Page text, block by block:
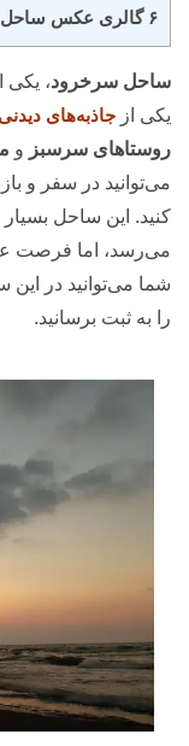
۶ گالری عکس ساحل سرخرود
ساحل سرخرود، یکی
یکی از جاذبه‌های
روستاهای سرسبز و
می‌توانید در سفر و
کنید. این ساحل
می‌رسد، اما فرصت
شما می‌توانید در
را به ثبت برسانید.